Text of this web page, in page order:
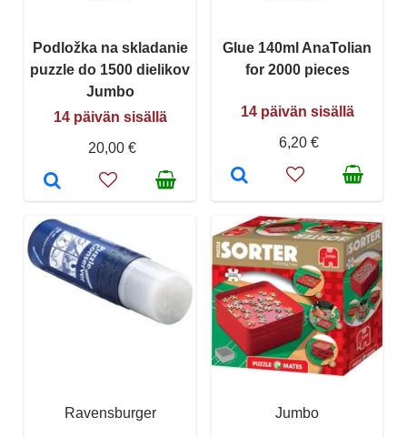
Podložka na skladanie
puzzle do 1500 dielikov
Jumbo
14 päivän sisällä
20,00 €
Glue 140ml AnaTolian
for 2000 pieces
14 päivän sisällä
6,20 €
Ravensburger Jumbo